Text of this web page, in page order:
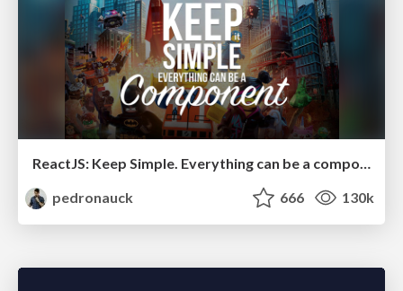
ReactJS: Keep Simple. Everything can be a component!
pedronauck
666 130k